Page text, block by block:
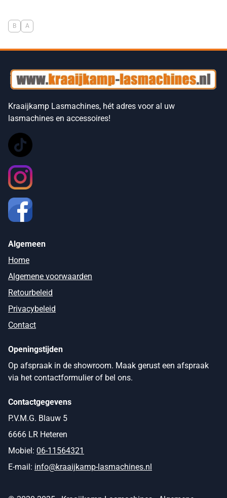
B A
Kraaijkamp Lasmachines, hét adres voor al uw
lasmachines en accessoires!
Algemeen
Home
Algemene voorwaarden
Retourbeleid
Privacybeleid
Contact
Openingstijden
Op afspraak in de showroom. Maak gerust een afspraak
via het contactformulier of bel ons.
Contactgegevens
P.V.M.G. Blauw 5
6666 LR Heteren
Mobiel: 06-11564321
E-mail: info@kraaijkamp-lasmachines.nl